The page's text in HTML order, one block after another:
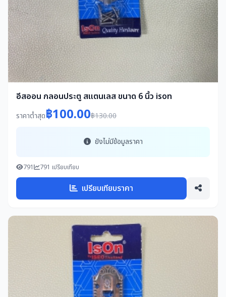
อีสออน กลอนประตู สแตนเลส ขนาด 6 นิ้ว ison
ราคาต่ำสุด฿100.00฿130.00
ยังไม่มีข้อมูลราคา
791 791 เปรียบเทียบ
เปรียบเทียบราคา